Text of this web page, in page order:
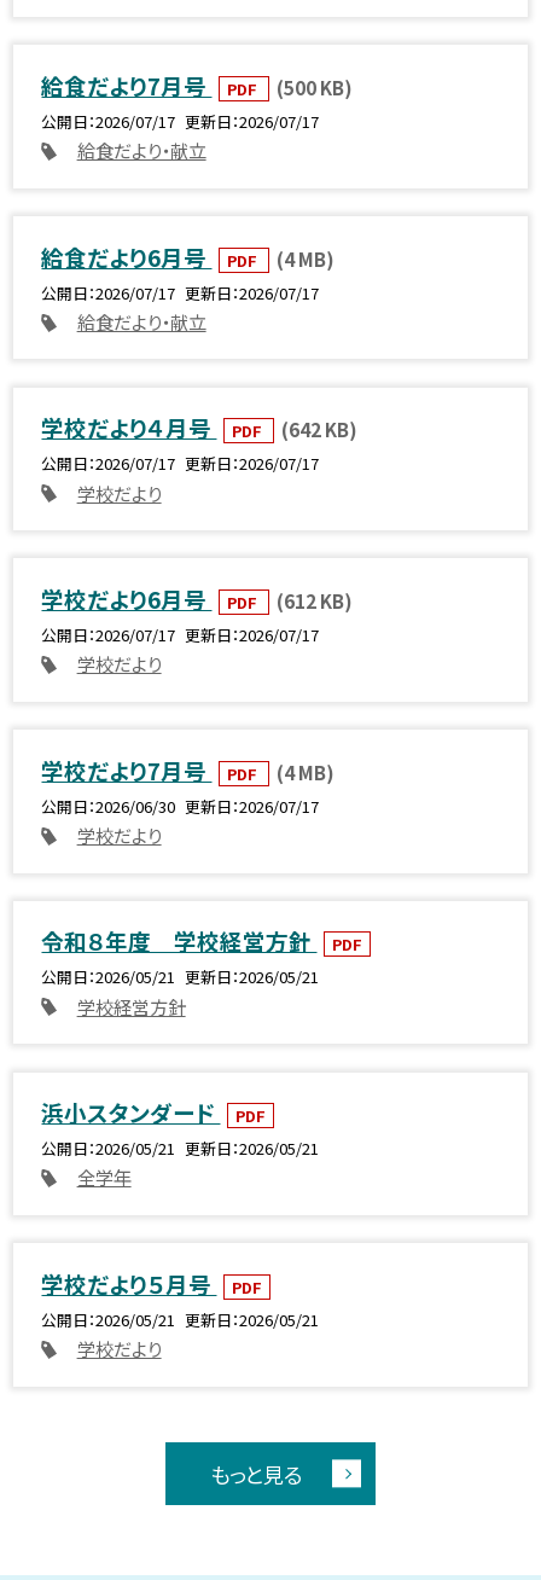
給食だより7月号 PDF (500 KB)
公開日 2026/07/17 更新日 2026/07/17
給食だより・献立
給食だより6月号 PDF (4 MB)
公開日 2026/07/17 更新日 2026/07/17
給食だより・献立
学校だより４月号 PDF (642 KB)
公開日 2026/07/17 更新日 2026/07/17
学校だより
学校だより6月号 PDF (612 KB)
公開日 2026/07/17 更新日 2026/07/17
学校だより
学校だより7月号 PDF (4 MB)
公開日 2026/06/30 更新日 2026/07/17
学校だより
令和８年度 学校経営方針
PDF
公開日 2026/05/21 更新日 2026/05/21
学校経営方針
浜小スタンダード
PDF
公開日 2026/05/21 更新日 2026/05/21
全学年
学校だより５月号
PDF
公開日 2026/05/21 更新日 2026/05/21
学校だより
もっと見る